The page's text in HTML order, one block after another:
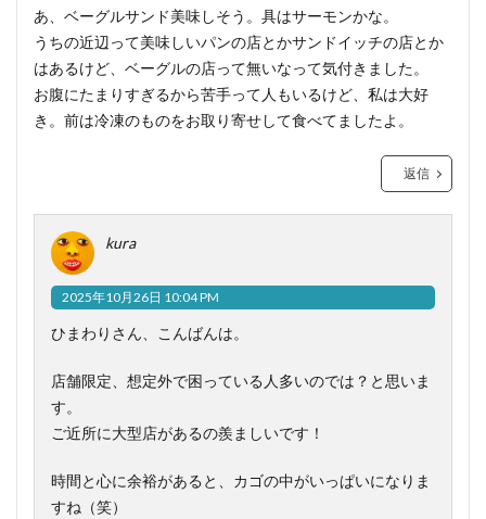
あ、ベーグルサンド美味しそう。具はサーモンかな。
うちの近辺って美味しいパンの店とかサンドイッチの店とか
はあるけど、ベーグルの店って無いなって気付きました。
お腹にたまりすぎるから苦手って人もいるけど、私は大好
き。前は冷凍のものをお取り寄せして食べてましたよ。
返信
kura
2025年10月26日 10:04 PM
ひまわりさん、こんばんは。
店舗限定、想定外で困っている人多いのでは？と思いま
す。
ご近所に大型店があるの羨ましいです！
時間と心に余裕があると、カゴの中がいっぱいになりま
すね（笑）